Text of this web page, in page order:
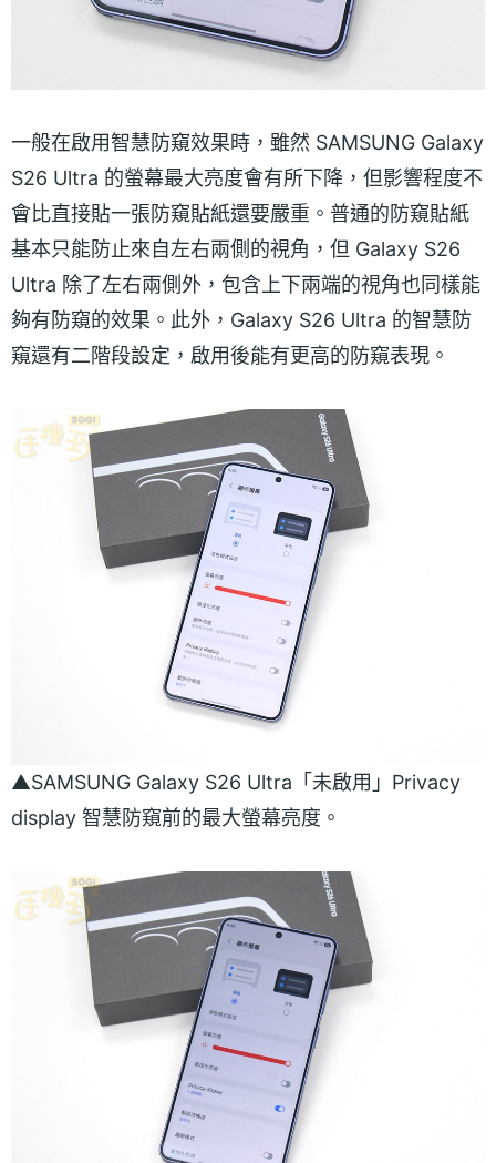
一般在啟用智慧防窺效果時，雖然 SAMSUNG Galaxy
S26 Ultra 的螢幕最大亮度會有所下降，但影響程度不
會比直接貼一張防窺貼紙還要嚴重。普通的防窺貼紙
基本只能防止來自左右兩側的視角，但 Galaxy S26
Ultra 除了左右兩側外，包含上下兩端的視角也同樣能
夠有防窺的效果。此外，Galaxy S26 Ultra 的智慧防
窺還有二階段設定，啟用後能有更高的防窺表現。
▲SAMSUNG Galaxy S26 Ultra「未啟用」Privacy
display 智慧防窺前的最大螢幕亮度。